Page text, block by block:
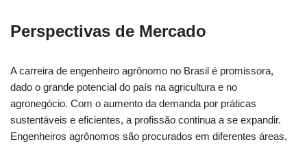
Perspectivas de Mercado
A carreira de engenheiro agrônomo no Brasil é promissora,
dado o grande potencial do país na agricultura e no
agronegócio. Com o aumento da demanda por práticas
sustentáveis e eficientes, a profissão continua a se expandir.
Engenheiros agrônomos são procurados em diferentes áreas,